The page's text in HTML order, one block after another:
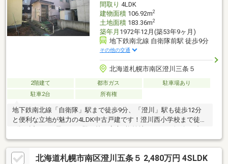
間取り 4LDK
建物面積106.92m2
土地面積183.36m2
築年月 1972年12月(築53年9ヶ月)
地下鉄南北線 自衛隊前駅 徒歩9分
その他の交通
北海道札幌市南区澄川三条５
2階建て 都市ガス
駐車場あり
駐車2台
所有権
地下鉄南北線「自衛隊」駅まで徒歩9分、「澄川」駅も徒歩12分
と便利な立地が魅力の4LDK中古戸建です！澄川西小学校まで徒歩
4分と近く、お子さまの登下校も安心♪旗竿地ながら、縦列で2台
の駐車が可能（※車種による）なので、車を複数お持ちの方にも
ぴったりです。和室が2部屋あり、趣味のスペースや客間など多目
的に活用できます。築年数は経過していますが、リノベーション
北海道札幌市南区澄川五条５ 2,480万円 4SLDK